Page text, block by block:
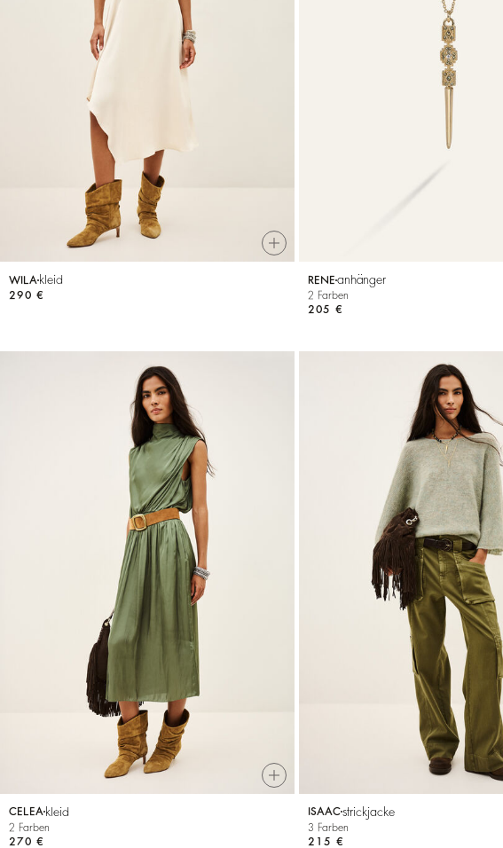
WILA kleid
290 €
RENEanhänger
2 Farben
205 €
CELEA kleid
2 Farben
270 €
ISAACstrickjacke
3 Farben
215 €